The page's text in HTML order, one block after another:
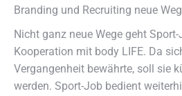
Branding und Recruiting neue
Nicht ganz neue Wege geht
Kooperation mit body LIFE. Da
Vergangenheit bewährte, soll sie
werden. Sport-Job bedient